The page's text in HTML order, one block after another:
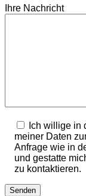
Ihre Nachricht
Ich willige in
meiner Daten
Anfrage wie in
und gestatte
zu kontaktieren.